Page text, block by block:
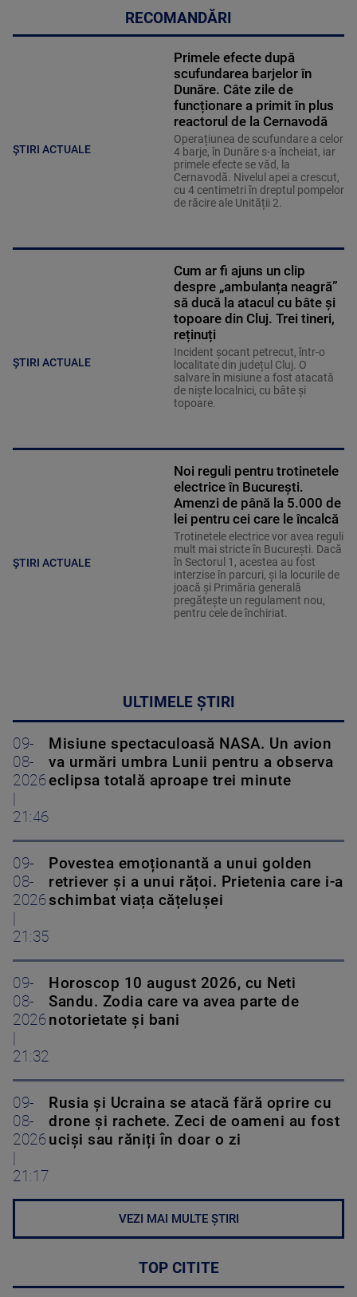
RECOMANDĂRI
ȘTIRI ACTUALE
Primele efecte după
scufundarea barjelor în
Dunăre. Câte zile de
funcționare a primit în plus
reactorul de la Cernavodă
Operațiunea de scufundare a celor
4 barje, în Dunăre s-a încheiat, iar
primele efecte se văd, la
Cernavodă. Nivelul apei a crescut,
cu 4 centimetri în dreptul pompelor
de răcire ale Unității 2.
ȘTIRI ACTUALE
Cum ar fi ajuns un clip
despre „ambulanța neagră”
să ducă la atacul cu bâte și
topoare din Cluj. Trei tineri,
reținuți
Incident șocant petrecut, într-o
localitate din județul Cluj. O
salvare în misiune a fost atacată
de niște localnici, cu bâte și
topoare.
ȘTIRI ACTUALE
Noi reguli pentru trotinetele
electrice în București.
Amenzi de până la 5.000 de
lei pentru cei care le încalcă
Trotinetele electrice vor avea reguli
mult mai stricte în București. Dacă
în Sectorul 1, acestea au fost
interzise în parcuri, și la locurile de
joacă și Primăria generală
pregătește un regulament nou,
pentru cele de închiriat.
ULTIMELE ȘTIRI
09-
08-
2026
|
21:46
Misiune spectaculoasă NASA. Un avion
va urmări umbra Lunii pentru a observa
eclipsa totală aproape trei minute
09-
08-
2026
|
21:35
Povestea emoționantă a unui golden
retriever și a unui rățoi. Prietenia care i-a
schimbat viața cățelușei
09-
08-
2026
|
21:32
Horoscop 10 august 2026, cu Neti
Sandu. Zodia care va avea parte de
notorietate și bani
09-
08-
2026
|
21:17
Rusia și Ucraina se atacă fără oprire cu
drone și rachete. Zeci de oameni au fost
uciși sau răniți în doar o zi
VEZI MAI MULTE ȘTIRI
TOP CITITE